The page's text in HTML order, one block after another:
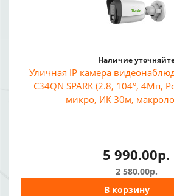
Наличие
Уличная IP камера
C34QN SPARK (2.8, 104°, 4Мп,
микро, ИК 30м,
5 990.00р.
2 580.00р.
В корзину